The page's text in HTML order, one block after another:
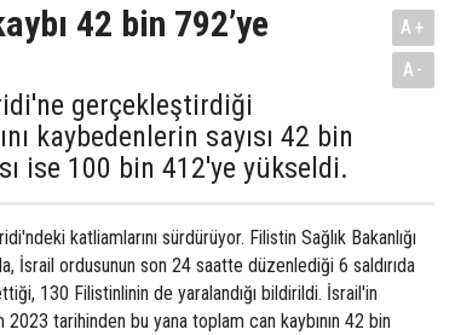
42 bin 792’ye
gerçekleştirdiği
kaybedenlerin sayısı 42 bin
ise 100 bin 412'ye yükseldi.
A+
A-
katliamlarını sürdürüyor. Filistin Sağlık Bakanlığı
İsrail ordusunun son 24 saatte düzenlediği 6 saldırıda
130 Filistinlinin de yaralandığı bildirildi. İsrail'in
2023 tarihinden bu yana toplam can kaybının 42 bin